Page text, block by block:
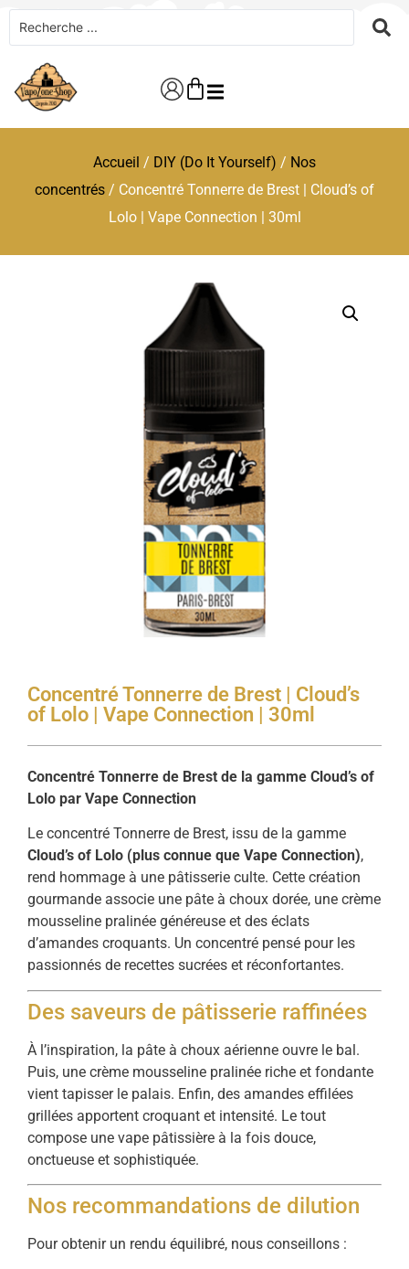
Accueil / DIY (Do It Yourself) / Nos
concentrés / Concentré Tonnerre de Brest | Cloud’s of
Lolo | Vape Connection | 30ml
Concentré Tonnerre de Brest | Cloud’s
of Lolo | Vape Connection | 30ml
Concentré Tonnerre de Brest de la gamme Cloud’s of
Lolo par Vape Connection
Le concentré Tonnerre de Brest, issu de la gamme
Cloud’s of Lolo (plus connue que Vape Connection),
rend hommage à une pâtisserie culte. Cette création
gourmande associe une pâte à choux dorée, une crème
mousseline pralinée généreuse et des éclats
d’amandes croquants. Un concentré pensé pour les
passionnés de recettes sucrées et réconfortantes.
Des saveurs de pâtisserie raffinées
À l’inspiration, la pâte à choux aérienne ouvre le bal.
Puis, une crème mousseline pralinée riche et fondante
vient tapisser le palais. Enfin, des amandes effilées
grillées apportent croquant et intensité. Le tout
compose une vape pâtissière à la fois douce,
onctueuse et sophistiquée.
Nos recommandations de dilution
Pour obtenir un rendu équilibré, nous conseillons :